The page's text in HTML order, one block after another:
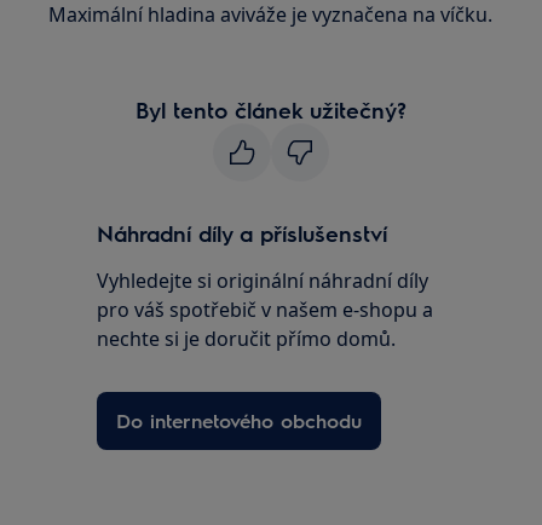
Maximální hladina aviváže je vyznačena na víčku.
Byl tento článek užitečný?
Náhradní díly a příslušenství
Vyhledejte si originální náhradní díly
pro váš spotřebič v našem e-shopu a
nechte si je doručit přímo domů.
Do internetového obchodu